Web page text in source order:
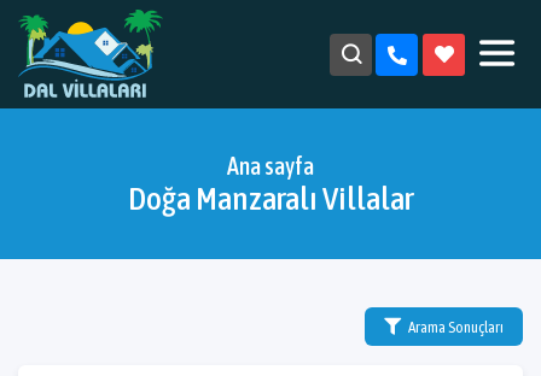
Ana sayfa
Doğa Manzaralı Villalar
Arama Sonuçları